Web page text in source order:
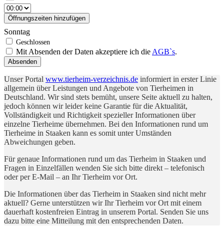
Öffnungszeiten hinzufügen
Sonntag
Mit Absenden der Daten akzeptiere ich die AGB`s.
Absenden
Unser Portal www.tierheim-verzeichnis.de informiert in erster Linie
allgemein über Leistungen und Angebote von Tierheimen in
Deutschland. Wir sind stets bemüht, unsere Seite aktuell zu halten,
jedoch können wir leider keine Garantie für die Aktualität,
Vollständigkeit und Richtigkeit spezieller Informationen über
einzelne Tierheime übernehmen. Bei den Informationen rund um
Tierheime in Staaken kann es somit unter Umständen
Abweichungen geben.
Für genaue Informationen rund um das Tierheim in Staaken und
Fragen in Einzelfällen wenden Sie sich bitte direkt – telefonisch
oder per E-Mail – an Ihr Tierheim vor Ort.
Die Informationen über das Tierheim in Staaken sind nicht mehr
aktuell? Gerne unterstützen wir Ihr Tierheim vor Ort mit einem
dauerhaft kostenfreien Eintrag in unserem Portal. Senden Sie uns
dazu bitte eine Mitteilung mit den entsprechenden Daten.